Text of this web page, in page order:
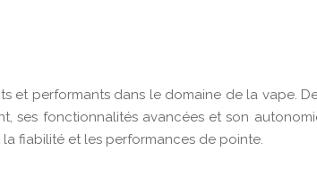
et performants dans le domaine de la vape.
ses fonctionnalités avancées et son
fiabilité et les performances de pointe.